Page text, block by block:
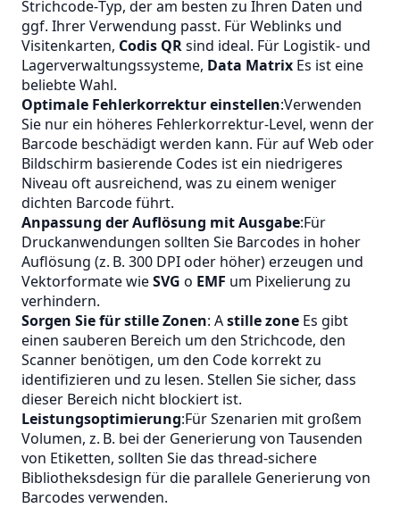
Strichcode‑Typ, der am besten zu Ihren Daten und
ggf. Ihrer Verwendung passt. Für Weblinks und
Visitenkarten, Codis QRsind ideal. Für Logistik- und
Lagerverwaltungssysteme, Data Matrix Es ist eine
beliebte Wahl.
Optimale Fehlerkorrektur einstellen:Verwenden
Sie nur ein höheres Fehlerkorrektur‑Level, wenn der
Barcode beschädigt werden kann. Für auf Web oder
Bildschirm basierende Codes ist ein niedrigeres
Niveau oft ausreichend, was zu einem weniger
dichten Barcode führt.
Anpassung der Auflösung mit Ausgabe:Für
Druckanwendungen sollten Sie Barcodes in hoher
Auflösung (z. B. 300 DPI oder höher) erzeugen und
Vektorformate wieSVG o EMF um Pixelierung zu
verhindern.
Sorgen Sie für stille Zonen: Astille zone Es gibt
einen sauberen Bereich um den Strichcode, den
Scanner benötigen, um den Code korrekt zu
identifizieren und zu lesen. Stellen Sie sicher, dass
dieser Bereich nicht blockiert ist.
Leistungsoptimierung:Für Szenarien mit großem
Volumen, z. B. bei der Generierung von Tausenden
von Etiketten, sollten Sie das thread‑sichere
Bibliotheksdesign für die parallele Generierung von
Barcodes verwenden.